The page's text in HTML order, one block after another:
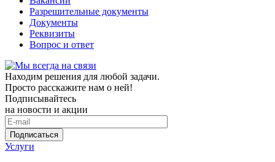
Разрешительные документы
Документы
Реквизиты
Вопрос и ответ
Находим решения для любой задачи.
Просто расскажите нам о ней!
Подписывайтесь
на новости и акции
Подписаться
Услуги